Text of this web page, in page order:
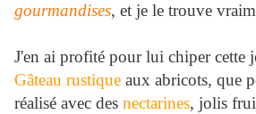
gourmandises, et je le trouve
J'en ai profité pour lui chiper cette
Gâteau rustique aux abricots, que
réalisé avec des nectarines, jolis